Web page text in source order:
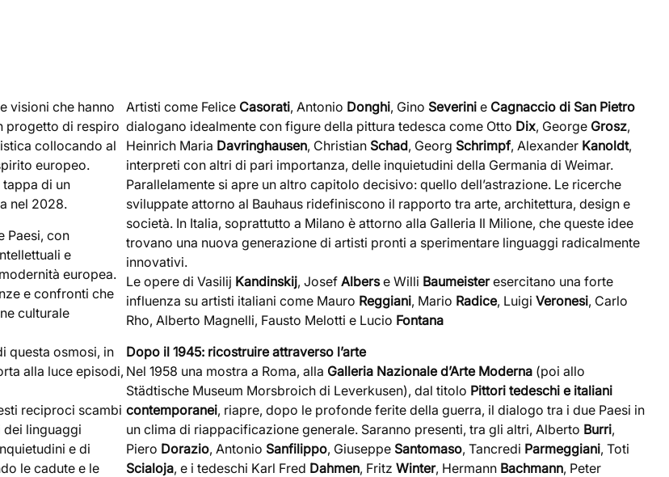
visioni che hanno
progetto di respiro
collocando al
europeo.
tappa di un
nel 2028.
Paesi, con
e
europea.
e confronti che
culturale
questa osmosi, in
alla luce episodi,
reciproci scambi
dei linguaggi
e di
le cadute e le
Artisti come Felice Casorati, Antonio Donghi, Gino Severini e Cagnaccio di San Pietro
dialogano idealmente con figure della pittura tedesca come Otto Dix, George Grosz,
Heinrich Maria Davringhausen, Christian Schad, Georg Schrimpf, Alexander Kanoldt,
interpreti con altri di pari importanza, delle inquietudini della Germania di Weimar.
Parallelamente si apre un altro capitolo decisivo: quello dell’astrazione. Le ricerche
sviluppate attorno al Bauhaus ridefiniscono il rapporto tra arte, architettura, design e
società. In Italia, soprattutto a Milano è attorno alla Galleria Il Milione, che queste idee
trovano una nuova generazione di artisti pronti a sperimentare linguaggi radicalmente
innovativi.
Le opere di Vasilij Kandinskij, Josef Alberse Willi Baumeisteresercitano una forte
influenza su artisti italiani come Mauro Reggiani, Mario Radice, Luigi Veronesi, Carlo
Rho, Alberto Magnelli, Fausto Melotti e Lucio Fontana
Dopo il 1945: ricostruire attraverso l’arte
Nel 1958 una mostra a Roma, alla Galleria Nazionale d’Arte Moderna (poi allo
Städtische Museum Morsbroich di Leverkusen), dal titolo Pittori tedeschi e italiani
contemporanei, riapre, dopo le profonde ferite della guerra, il dialogo tra i due Paesi in
un clima di riappacificazione generale. Saranno presenti, tra gli altri, Alberto Burri,
Piero Dorazio, Antonio Sanfilippo, Giuseppe Santomaso, Tancredi Parmeggiani, Toti
Scialoja, e i tedeschi Karl Fred Dahmen, Fritz Winter, Hermann Bachmann, Peter